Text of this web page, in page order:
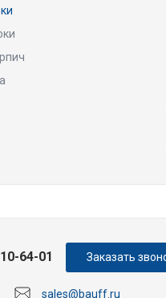
sales@bauff.ru
64-01 Заказать